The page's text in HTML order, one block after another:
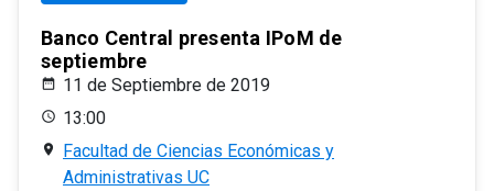
Banco Central presenta IPoM de
septiembre
11 de Septiembre de 2019
13:00
Facultad de Ciencias Económicas y
Administrativas UC